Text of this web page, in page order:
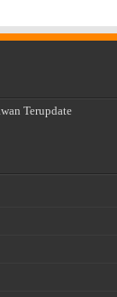
Terupdate